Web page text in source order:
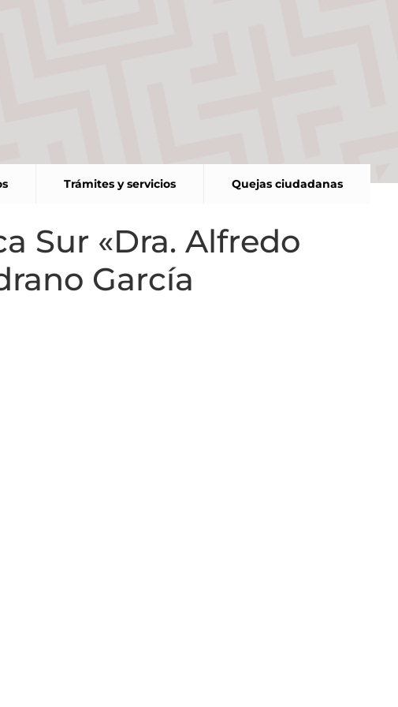
Trámites y servicios Quejas ciudadanas
Sur «Dra. Alfredo
García